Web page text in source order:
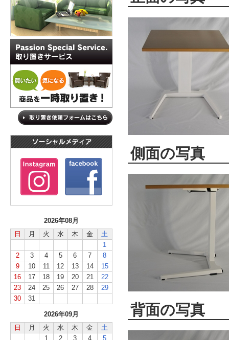
2026年08月
日
月 火 水 木 金
土
1
2
3 4 5 6 7
8
9
10 11 12 13 14
15
16
17 18 19 20 21
22
23
24 25 26 27 28
29
30
31
2026年09月
日
月 火 水 木 金
土
1
2 3 4
5
側面の写真
背面の写真